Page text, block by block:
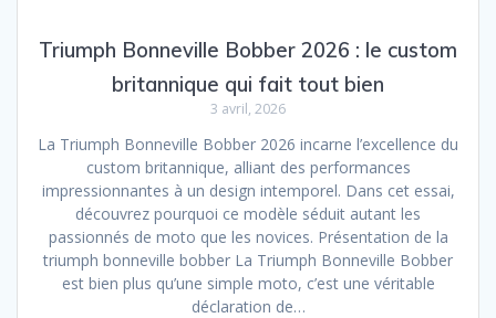
Triumph Bonneville Bobber 2026 : le custom
britannique qui fait tout bien
3 avril, 2026
La Triumph Bonneville Bobber 2026 incarne l’excellence du
custom britannique, alliant des performances
impressionnantes à un design intemporel. Dans cet essai,
découvrez pourquoi ce modèle séduit autant les
passionnés de moto que les novices. Présentation de la
triumph bonneville bobber La Triumph Bonneville Bobber
est bien plus qu’une simple moto, c’est une véritable
déclaration de…